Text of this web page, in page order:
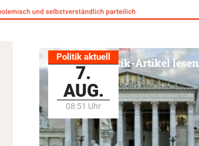
Politik aktuell
7.
AUG.
08:51 Uhr
Alle Politik-Artikel lesen